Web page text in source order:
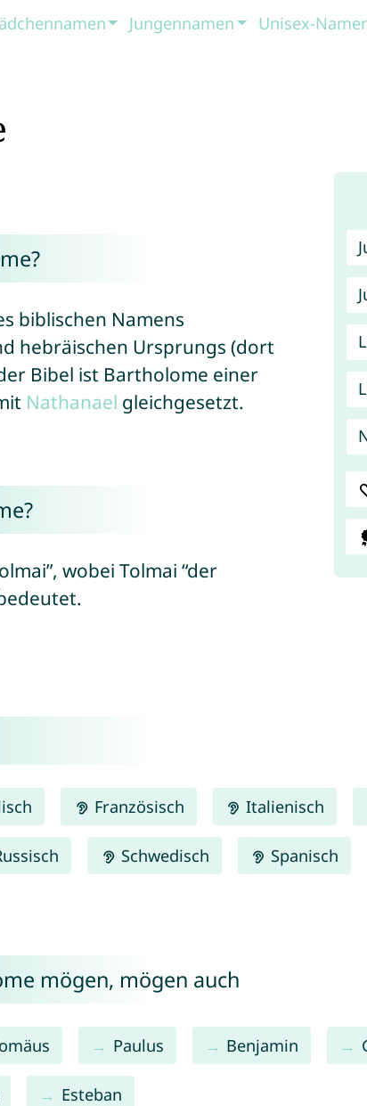
Jungennamen Unisex-
biblischen Namens
hebräischen Ursprungs (dort
Nathanael gleichgesetzt.
wobei Tolmai “der
Französisch Italienisch
Schwedisch Spanisch
mögen, mögen auch
Paulus Benjamin
Esteban